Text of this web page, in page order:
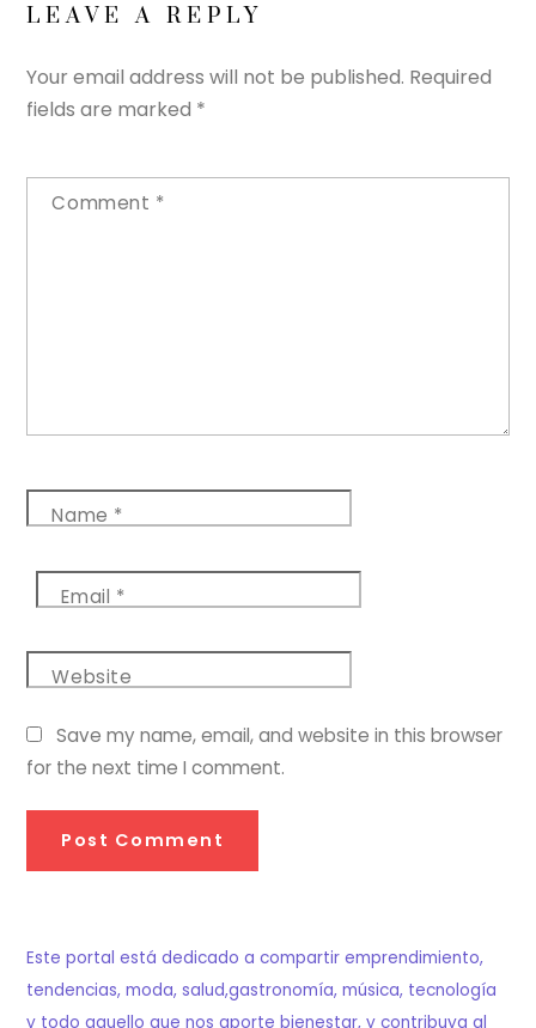
LEAVE A REPLY
Your email address will not be published. Required
fields are marked *
Comment *
Name *
Email *
Website
Save my name, email, and website in this browser
for the next time I comment.
Este portal está dedicado a compartir emprendimiento,
tendencias, moda, salud,gastronomía, música, tecnología
y todo aquello que nos aporte bienestar, y contribuya al